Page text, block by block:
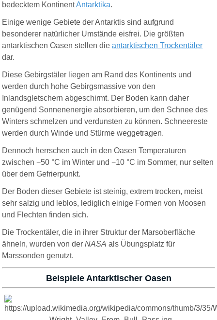
bedecktem KontinentAntarktika.
Einige wenige Gebiete der Antarktis sind aufgrund
besonderer natürlicher Umstände eisfrei. Die größten
antarktischen Oasen stellen dieantarktischen Trockentäler
dar.
Diese Gebirgstäler liegen am Rand des Kontinents und
werden durch hohe Gebirgsmassive von den
Inlandsgletschern abgeschirmt. Der Boden kann daher
genügend Sonnenenergie absorbieren, um den Schnee des
Winters schmelzen und verdunsten zu können. Schneereste
werden durch Winde und Stürme weggetragen.
Dennoch herrschen auch in den Oasen Temperaturen
zwischen −50 °C im Winter und −10 °C im Sommer, nur selten
über dem Gefrierpunkt.
Der Boden dieser Gebiete ist steinig, extrem trocken, meist
sehr salzig und leblos, lediglich einige Formen von Moosen
und Flechten finden sich.
Die Trockentäler, die in ihrer Struktur der Marsoberfläche
ähneln, wurden von derNASA als Übungsplatz für
Marssonden genutzt.
Beispiele Antarktischer Oasen